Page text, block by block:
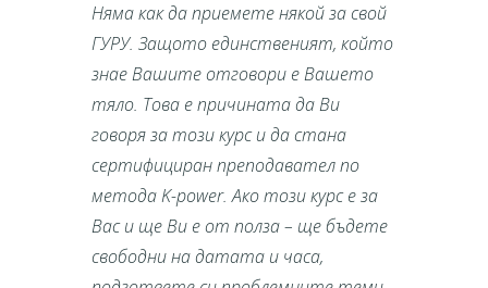
Няма как да приемете някой за свой
ГУРУ. Защото единственият, който
знае Вашите отговори е Вашето
тяло. Това е причината да Ви
говоря за този курс и да стана
сертифициран преподавател по
метода K-power. Ако този курс е за
Вас и ще Ви е от полза – ще бъдете
свободни на датата и часа,